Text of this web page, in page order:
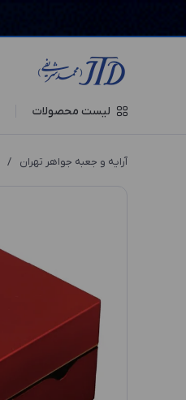
لیست محصولات
آرایه و جعبه جواهر تهران /